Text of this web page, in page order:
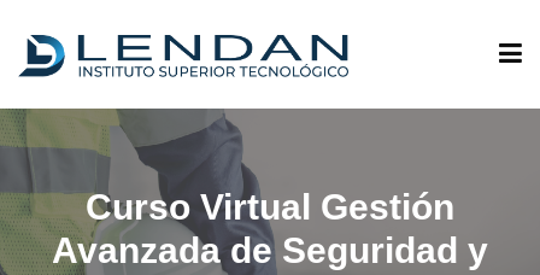
ADMISIONES
QUIÉNES SOMOS
Curso Virtual Gestión
Avanzada de Seguridad y